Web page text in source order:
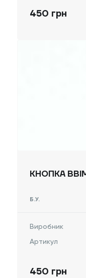
450 грн
КНОПКА
Б.У.
Виробник
Артикул
450 грн